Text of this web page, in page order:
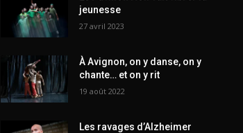
jeunesse
27 avril 2023
À Avignon, on y danse, on y
chante… et on y rit
19 août 2022
Les ravages d’Alzheimer